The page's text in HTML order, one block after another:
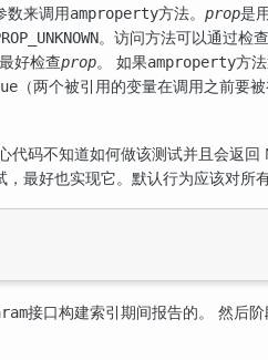
数来调用amproperty方法。 prop是
。访问方法可以通过检查
好检查prop。 如果amproperty方
（两个被引用的变量在调用之前要
代码不知道如何做该测试并且会返
，最好也实现它。默认行为应该对所
接口构建索引期间报告的。 然后